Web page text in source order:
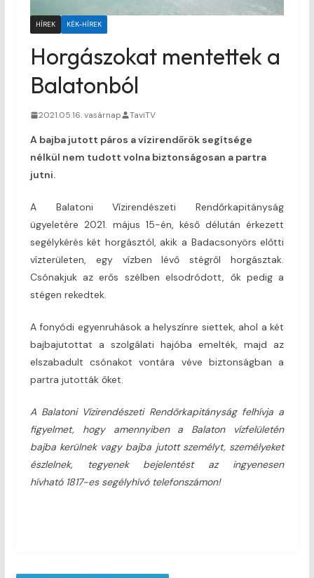
HÍREK KÉK-HÍREK
Horgászokat mentettek a
Balatonból
2021.05.16. vasárnap TaviTV
A bajba jutott páros a vízirendőrök segítsége
nélkül nem tudott volna biztonságosan a partra
jutni.
A Balatoni Vízirendészeti Rendőrkapitányság
ügyeletére 2021. május 15-én, késő délután érkezett
segélykérés két horgásztól, akik a Badacsonyörs előtti
vízterületen, egy vízben lévő stégről horgásztak.
Csónakjuk az erős szélben elsodródott, ők pedig a
stégen rekedtek.
A fonyódi egyenruhások a helyszínre siettek, ahol a két
bajbajutottat a szolgálati hajóba emelték, majd az
elszabadult csónakot vontára véve biztonságban a
partra jutották őket.
A Balatoni Vízirendészeti Rendőrkapitányság felhívja a
figyelmet, hogy amennyiben a Balaton vízfelületén
bajba kerülnek vagy bajba jutott személyt, személyeket
észlelnek, tegyenek bejelentést az ingyenesen
hívható 1817-es segélyhívó telefonszámon!